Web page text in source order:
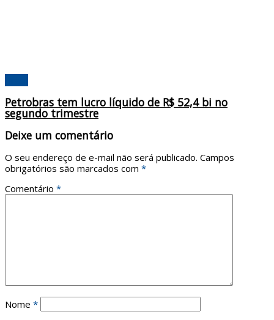
Petrobras tem lucro líquido de R$ 52,4 bi no
segundo trimestre
Deixe um comentário
O seu endereço de e-mail não será publicado. Campos
obrigatórios são marcados com *
Comentário *
Nome *